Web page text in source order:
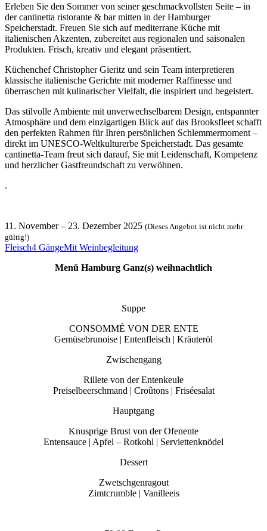
Erleben Sie den Sommer von seiner geschmackvollsten Seite – in
der cantinetta ristorante & bar mitten in der Hamburger
Speicherstadt. Freuen Sie sich auf mediterrane Küche mit
italienischen Akzenten, zubereitet aus regionalen und saisonalen
Produkten. Frisch, kreativ und elegant präsentiert.
Küchenchef Christopher Gieritz und sein Team interpretieren
klassische italienische Gerichte mit moderner Raffinesse und
überraschen mit kulinarischer Vielfalt, die inspiriert und begeistert.
Das stilvolle Ambiente mit unverwechselbarem Design, entspannter
Atmosphäre und dem einzigartigen Blick auf das Brooksfleet schafft
den perfekten Rahmen für Ihren persönlichen Schlemmermoment –
direkt im UNESCO-Weltkulturerbe Speicherstadt. Das gesamte
cantinetta-Team freut sich darauf, Sie mit Leidenschaft, Kompetenz
und herzlicher Gastfreundschaft zu verwöhnen.
.
11. November– 23. Dezember 2025 (Dieses Angebot ist nicht mehr
gültig!)
Fleisch4 GängeMit Weinbegleitung
Menü Hamburg Ganz(s) weihnachtlich
Suppe
CONSOMMÉ VON DER ENTE
Gemüsebrunoise | Entenfleisch | Kräuteröl
Zwischengang
Rillete von der Entenkeule
Preiselbeerschmand | Croûtons | Friséesalat
Hauptgang
Knusprige Brust von der Ofenente
Entensauce | Apfel – Rotkohl | Serviettenknödel
Dessert
Zwetschgenragout
Zimtcrumble | Vanilleeis